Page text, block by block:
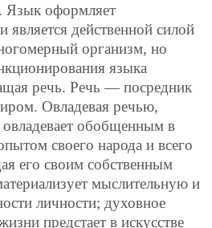
Язык оформляет
является действенной силой
организм, но
языка
речь. Речь — посредник
Овладевая речью,
обобщенным в
своего народа и всего
его своим собственным
мыслительную и
личности; духовное
предстает в искусстве